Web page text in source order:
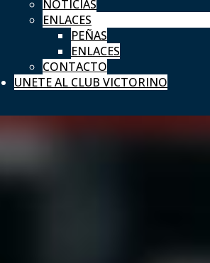
NOTICIAS
ENLACES
PEÑAS
ENLACES
CONTACTO
UNETE AL CLUB VICTORINO